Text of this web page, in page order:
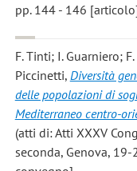
pp. 144 - 146
F. Tinti; I. Guarniero;
Piccinetti, Diversità
delle popolazioni di
Mediterraneo centro-
(atti di: Atti XXXV
seconda, Genova,